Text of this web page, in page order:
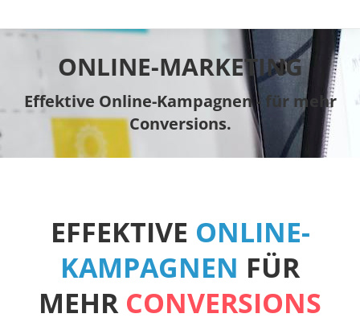
ONLINE-MARKETING
Effektive Online-Kampagnen - für mehr
Conversions.
Du bist hier:
EFFEKTIVE ONLINE-
KAMPAGNEN FÜR
MEHR CONVERSIONS